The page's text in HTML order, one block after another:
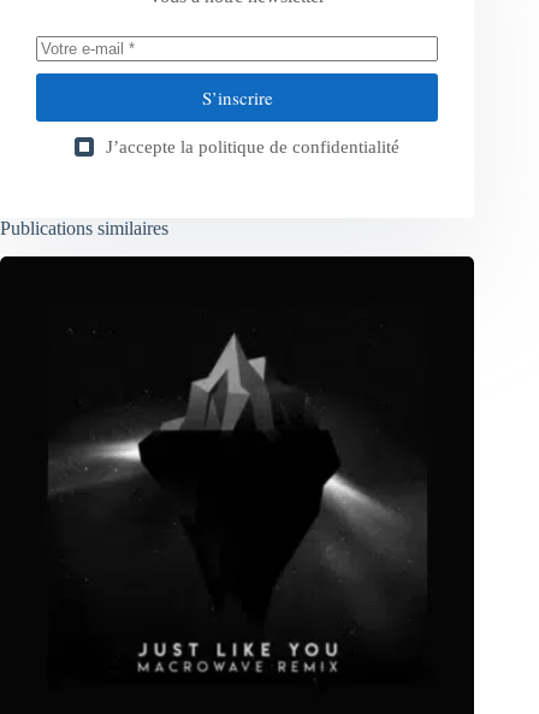
S’inscrire
J’accepte la politique de confidentialité
Publications similaires